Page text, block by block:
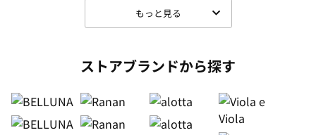
もっと見る
ストアブランドから探す